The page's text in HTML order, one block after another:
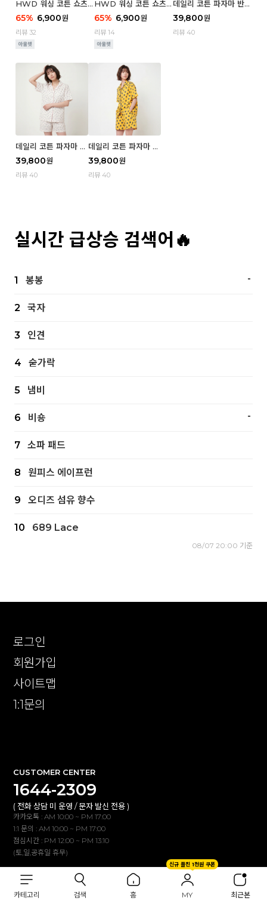
카테고리 검색 홈
신규 플친 1천원 쿠폰
MY 최근본
HWD 워싱 코튼 쇼츠
(우먼) - 02 Retro flo
wer
65% 6,900원
리뷰 32
HWD 워싱 코튼 쇼츠
(우먼) - 01 Blue whal
e
65% 6,900원
리뷰 14
데일리 코튼 파자마 반팔
세트 (우먼) - 03 Sum
mer lane
39,800원
리뷰 40
데일리 코튼 파자마 반
팔 세트 (우먼) - 02
Blue cherry
39,800원
리뷰 40
데일리 코튼 파자마 반
팔 세트 (우먼) - 01 Mi
z
39,800원
리뷰 40
실시간 급상승 검색어🔥
1 봉봉 -
2 국자
3 인견
4 숟가락
5 냄비
6 비숑 -
7 소파 패드
8 원피스 에이프런
9 오디즈 섬유 향수
10 689 Lace
08/07 20:00 기준
로그인
회원가입
사이트맵
1:1문의
CUSTOMER CENTER
1644-2309
( 전화 상담 미 운영 / 문자 발신 전용 )
카카오톡 : AM 10:00 ~ PM 17:00
1:1 문의 : AM 10:00 ~ PM 17:00
점심시간 : PM 12:00 ~ PM 13:10
(토,일,공휴일 휴무)
BANK INFO